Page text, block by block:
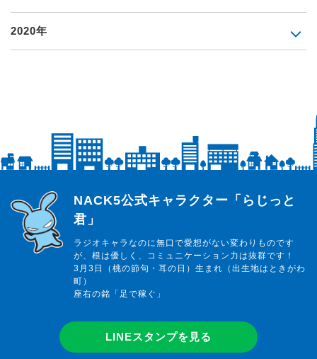
2020年
らじっと君
NACK5公式キャラクター「らじっと
君」
ラジオキャラなのに無口で愛想がない変わりものです
が、根は優しく、コミュニケーション力は抜群です！
3月3日（桃の節句・耳の日）生まれ（出生地はときがわ
町）
座右の銘「足で稼ぐ」
LINEスタンプを見る